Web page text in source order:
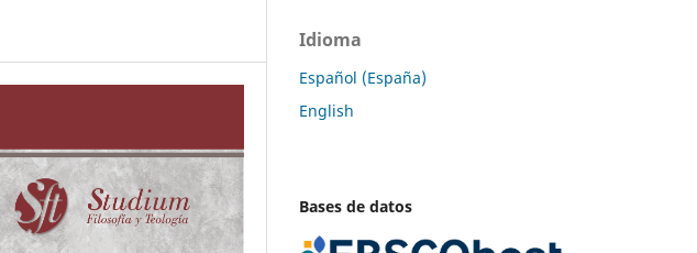
Idioma
Español (España)
English
Bases de datos